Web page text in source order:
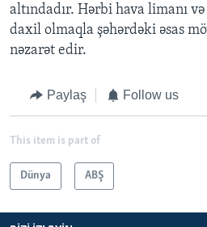
altındadır. Hərbi hava limanı
daxil olmaqla şəhərdəki əsas
nəzarət edir.
Paylaş Follow us
This item is part of
Dünya ABŞ